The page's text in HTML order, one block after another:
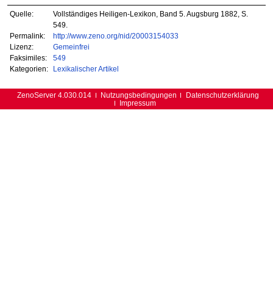
Quelle:
Vollständiges Heiligen-Lexikon, Band 5. Augsburg 1882, S.
549.
Permalink:
http://www.zeno.org/nid/20003154033
Lizenz:
Gemeinfrei
Faksimiles:
549
Kategorien:
Lexikalischer Artikel
ZenoServer 4.030.014 Nutzungsbedingungen
Datenschutzerklärung
Impressum